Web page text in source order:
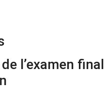
l’examen